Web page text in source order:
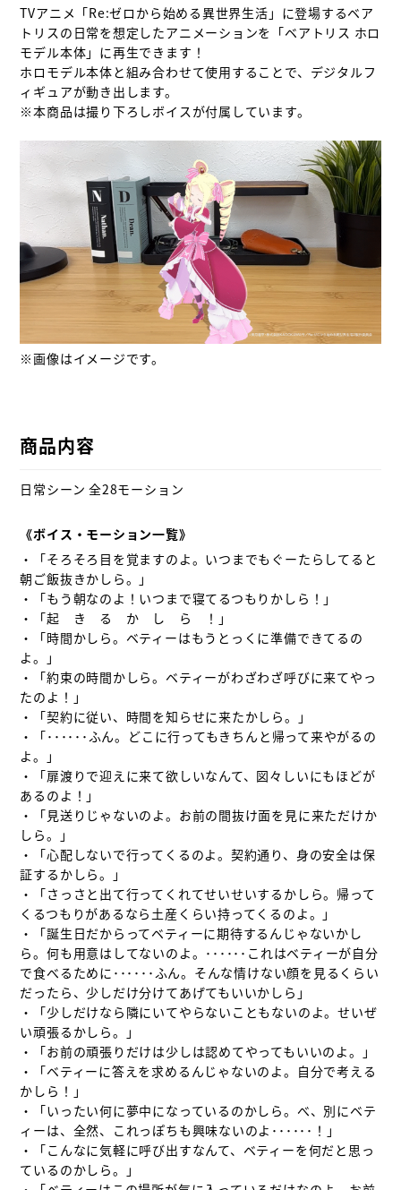
TVアニメ「Re:ゼロから始める異世界生活」に登場するベア
トリスの日常を想定したアニメーションを「ベアトリス ホロ
モデル本体」に再生できます！
ホロモデル本体と組み合わせて使用することで、デジタルフ
ィギュアが動き出します。
※本商品は撮り下ろしボイスが付属しています。
※画像はイメージです。
商品内容
日常シーン 全28モーション
《ボイス・モーション一覧》
・「そろそろ目を覚ますのよ。いつまでもぐーたらしてると
朝ご飯抜きかしら。」
・「もう朝なのよ！いつまで寝てるつもりかしら！」
・「起　き　る　か　し　ら　！」
・「時間かしら。ベティーはもうとっくに準備できてるの
よ。」
・「約束の時間かしら。ベティーがわざわざ呼びに来てやっ
たのよ！」
・「契約に従い、時間を知らせに来たかしら。」
・「･･････ふん。どこに行ってもきちんと帰って来やがるの
よ。」
・「扉渡りで迎えに来て欲しいなんて、図々しいにもほどが
あるのよ！」
・「見送りじゃないのよ。お前の間抜け面を見に来ただけか
しら。」
・「心配しないで行ってくるのよ。契約通り、身の安全は保
証するかしら。」
・「さっさと出て行ってくれてせいせいするかしら。帰って
くるつもりがあるなら土産くらい持ってくるのよ。」
・「誕生日だからってベティーに期待するんじゃないかし
ら。何も用意はしてないのよ。･･････これはベティーが自分
で食べるために･･････ふん。そんな情けない顔を見るくらい
だったら、少しだけ分けてあげてもいいかしら」
・「少しだけなら隣にいてやらないこともないのよ。せいぜ
い頑張るかしら。」
・「お前の頑張りだけは少しは認めてやってもいいのよ。」
・「ベティーに答えを求めるんじゃないのよ。自分で考える
かしら！」
・「いったい何に夢中になっているのかしら。べ、別にベテ
ィーは、全然、これっぽちも興味ないのよ･･････！」
・「こんなに気軽に呼び出すなんて、ベティーを何だと思っ
ているのかしら。」